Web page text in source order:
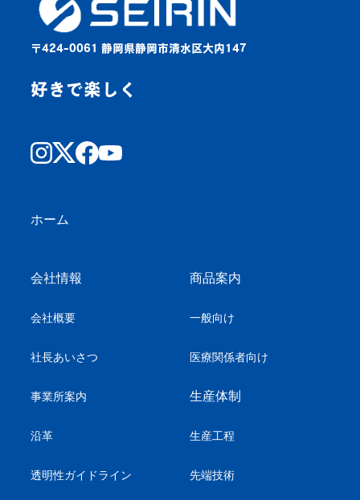
〒424-0061 静岡県静岡市清水区大内147
好きで楽しく
ホーム
会社情報
会社概要
社長あいさつ
事業所案内
沿革
透明性ガイドライン
商品案内
一般向け
医療関係者向け
生産体制
生産工程
先端技術